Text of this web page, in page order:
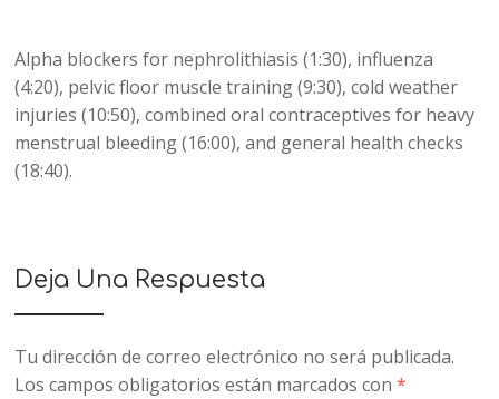
Alpha blockers for nephrolithiasis (1:30), influenza
(4:20), pelvic floor muscle training (9:30), cold weather
injuries (10:50), combined oral contraceptives for heavy
menstrual bleeding (16:00), and general health checks
(18:40).
Deja Una Respuesta
Tu dirección de correo electrónico no será publicada.
Los campos obligatorios están marcados con*